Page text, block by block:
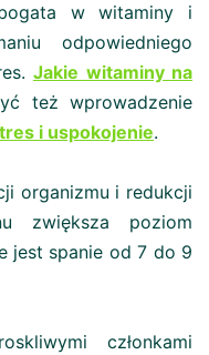
w witaminy i
odpowiedniego
Jakie witaminy na
też wprowadzenie
i uspokojenie.
organizmu i redukcji
zwiększa poziom
jest spanie od 7 do 9
członkami